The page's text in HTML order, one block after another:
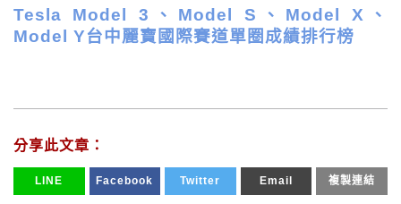
Tesla Model 3、Model S、Model X、
Model Y台中麗寶國際賽道單圈成績排行榜
分享此文章：
LINE Facebook Twitter Email 複製連結